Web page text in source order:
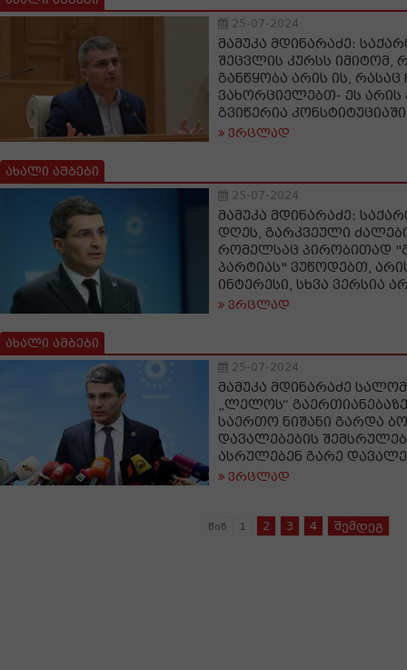
25-07-2024
მამუკა მდინარაძე:
შეცვლის კურსს იმიტომ,
განწყობა არის ის, რასაც
ვახორციელებთ- ეს
გვიწერია კონსტიტუციაში
ვრცლად
ახალი ამბები
25-07-2024
მამუკა მდინარაძე:
დღეს, გარკვეული
რომელსაც პირობითად
პარტიას" ვუწოდებთ,
ინტერესი, სხვა ვერსია
ვრცლად
ახალი ამბები
25-07-2024
მამუკა მდინარაძე
„ლელოს“
საერთო ნიშანი გარდა
დავალებების
ასრულებენ გარე
ვრცლად
წინ 1 2 3 4 შემდეგ